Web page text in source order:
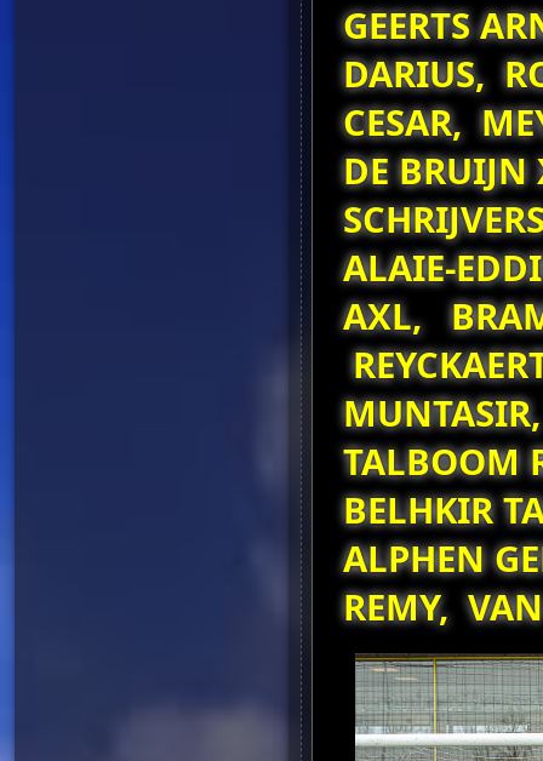
GEERTS
DARIUS,
CESAR,
DE
ALAIE-
AXL,
TALBOOM
BELHKIR
ALPHEN
REMY,